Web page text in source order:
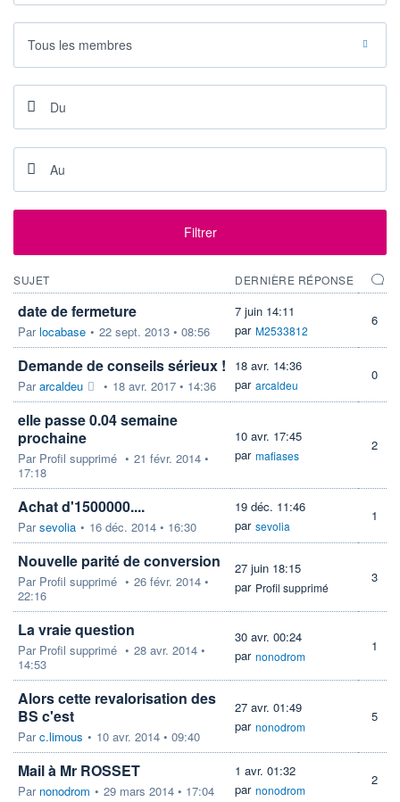
-
Boursobank
+ ALERTE + PORTEFEUILLE + LISTE
Tous les membres
Filtrer
SUJET DERNIÈRE RÉPONSE
date de fermeture
Parlocabase • 22 sept. 2013 • 08:56
7 juin 14:11
par M2533812
6
Demande de conseils sérieux !
Pararcaldeu • 18 avr. 2017 • 14:36
18 avr. 14:36
par arcaldeu
0
elle passe 0.04 semaine
prochaine
Par Profil supprimé • 21 févr. 2014 •
17:18
10 avr. 17:45
par mafiases
2
Achat d'1500000....
Parsevolia • 16 déc. 2014 • 16:30
19 déc. 11:46
par sevolia
1
Nouvelle parité de conversion
Par Profil supprimé • 26 févr. 2014 •
22:16
27 juin 18:15
par Profil supprimé
3
La vraie question
Par Profil supprimé • 28 avr. 2014 •
14:53
30 avr. 00:24
par nonodrom
1
Alors cette revalorisation des
BS c'est
Parc.limous • 10 avr. 2014 • 09:40
27 avr. 01:49
par nonodrom
5
Mail à Mr ROSSET
Par nonodrom • 29 mars 2014 • 17:04
1 avr. 01:32
par nonodrom
2